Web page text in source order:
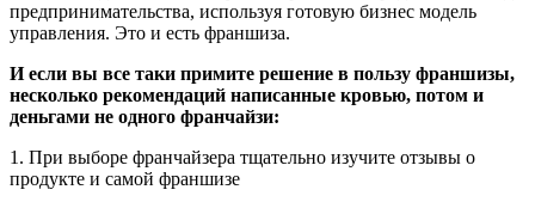
предпринимательства, используя готовую бизнес модель
управления. Это и есть франшиза.
И если вы все таки примите решение в пользу франшизы,
несколько рекомендаций написанные кровью, потом и
деньгами не одного франчайзи:
1. При выборе франчайзера тщательно изучите отзывы о
продукте и самой франшизе